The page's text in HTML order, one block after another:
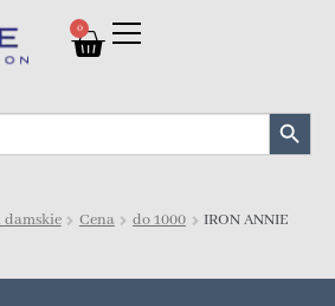
0
Search Button
damskie Cena do 1000
IRON ANNIE